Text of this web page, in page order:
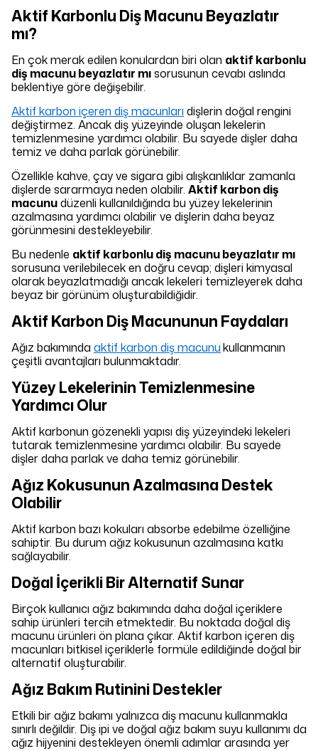
Aktif Karbonlu Diş Macunu Beyazlatır
mı?
En çok merak edilen konulardan biri olan aktif karbonlu
diş macunu beyazlatır mısorusunun cevabı aslında
beklentiye göre değişebilir.
Aktif karbon içeren diş macunları dişlerin doğal rengini
değiştirmez. Ancak diş yüzeyinde oluşan lekelerin
temizlenmesine yardımcı olabilir. Bu sayede dişler daha
temiz ve daha parlak görünebilir.
Özellikle kahve, çay ve sigara gibi alışkanlıklar zamanla
dişlerde sararmaya neden olabilir. Aktif karbon diş
macunudüzenli kullanıldığında bu yüzey lekelerinin
azalmasına yardımcı olabilir ve dişlerin daha beyaz
görünmesini destekleyebilir.
Bu nedenle aktif karbonlu diş macunu beyazlatır mı
sorusuna verilebilecek en doğru cevap; dişleri kimyasal
olarak beyazlatmadığı ancak lekeleri temizleyerek daha
beyaz bir görünüm oluşturabildiğidir.
Aktif Karbon Diş Macununun Faydaları
Ağız bakımında aktif karbon diş macunukullanmanın
çeşitli avantajları bulunmaktadır.
Yüzey Lekelerinin Temizlenmesine
Yardımcı Olur
Aktif karbonun gözenekli yapısı diş yüzeyindeki lekeleri
tutarak temizlenmesine yardımcı olabilir. Bu sayede
dişler daha parlak ve daha temiz görünebilir.
Ağız Kokusunun Azalmasına Destek
Olabilir
Aktif karbon bazı kokuları absorbe edebilme özelliğine
sahiptir. Bu durum ağız kokusunun azalmasına katkı
sağlayabilir.
Doğal İçerikli Bir Alternatif Sunar
Birçok kullanıcı ağız bakımında daha doğal içeriklere
sahip ürünleri tercih etmektedir. Bu noktada doğal diş
macunu ürünleri ön plana çıkar. Aktif karbon içeren diş
macunları bitkisel içeriklerle formüle edildiğinde doğal bir
alternatif oluşturabilir.
Ağız Bakım Rutinini Destekler
Etkili bir ağız bakımı yalnızca diş macunu kullanmakla
sınırlı değildir. Diş ipi ve doğal ağız bakım suyu kullanımı da
ağız hijyenini destekleyen önemli adımlar arasında yer